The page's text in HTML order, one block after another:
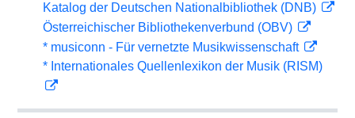
Katalog der Deutschen Nationalbibliothek (DNB)
Österreichischer Bibliothekenverbund (OBV)
* musiconn - Für vernetzte Musikwissenschaft
* Internationales Quellenlexikon der Musik (RISM)